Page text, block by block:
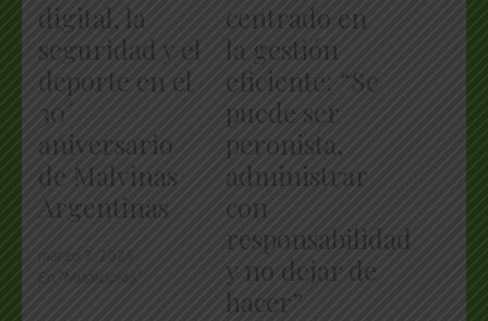
digital, la
seguridad y el
deporte en el
30°
aniversario
de Malvinas
Argentinas
centrado en
la gestión
eficiente: “Se
puede ser
peronista,
administrar
con
responsabilidad
y no dejar de
hacer”